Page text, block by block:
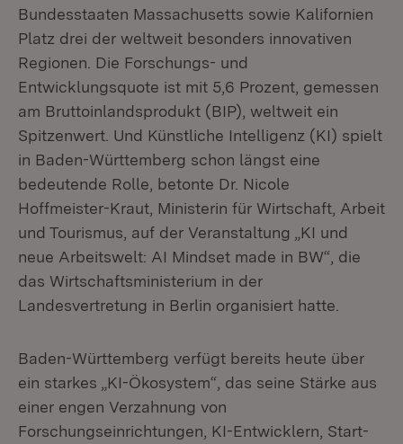
Bundesstaaten Massachusetts sowie Kalifornien
Platz drei der weltweit besonders innovativen
Regionen. Die Forschungs- und
Entwicklungsquote ist mit 5,6 Prozent, gemessen
am Bruttoinlandsprodukt (BIP), weltweit ein
Spitzenwert. Und Künstliche Intelligenz (KI) spielt
in Baden-Württemberg schon längst eine
bedeutende Rolle, betonte Dr. Nicole
Hoffmeister-Kraut, Ministerin für Wirtschaft, Arbeit
und Tourismus, auf der Veranstaltung „KI und
neue Arbeitswelt: AI Mindset made in BW“, die
das Wirtschaftsministerium in der
Landesvertretung in Berlin organisiert hatte.
Baden-Württemberg verfügt bereits heute über
ein starkes „KI-Ökosystem“, das seine Stärke aus
einer engen Verzahnung von
Forschungseinrichtungen, KI-Entwicklern, Start-